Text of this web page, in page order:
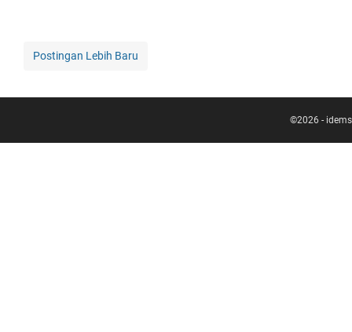
Postingan Lebih Baru
©2026 -